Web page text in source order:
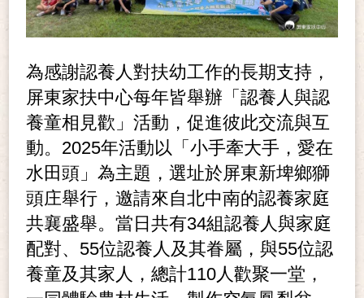
為感謝認養人對扶幼工作的長期支持，
屏東家扶中心每年皆舉辦「認養人與認
養童相見歡」活動，促進彼此交流與互
動。2025年活動以「小手牽大手，愛在
水田頭」為主題，選址於屏東新埤鄉獅
頭庄舉行，邀請來自北中南的認養家庭
共襄盛舉。當日共有34組認養人與家庭
配對、55位認養人及其眷屬，與55位認
養童及其家人，總計110人歡聚一堂，